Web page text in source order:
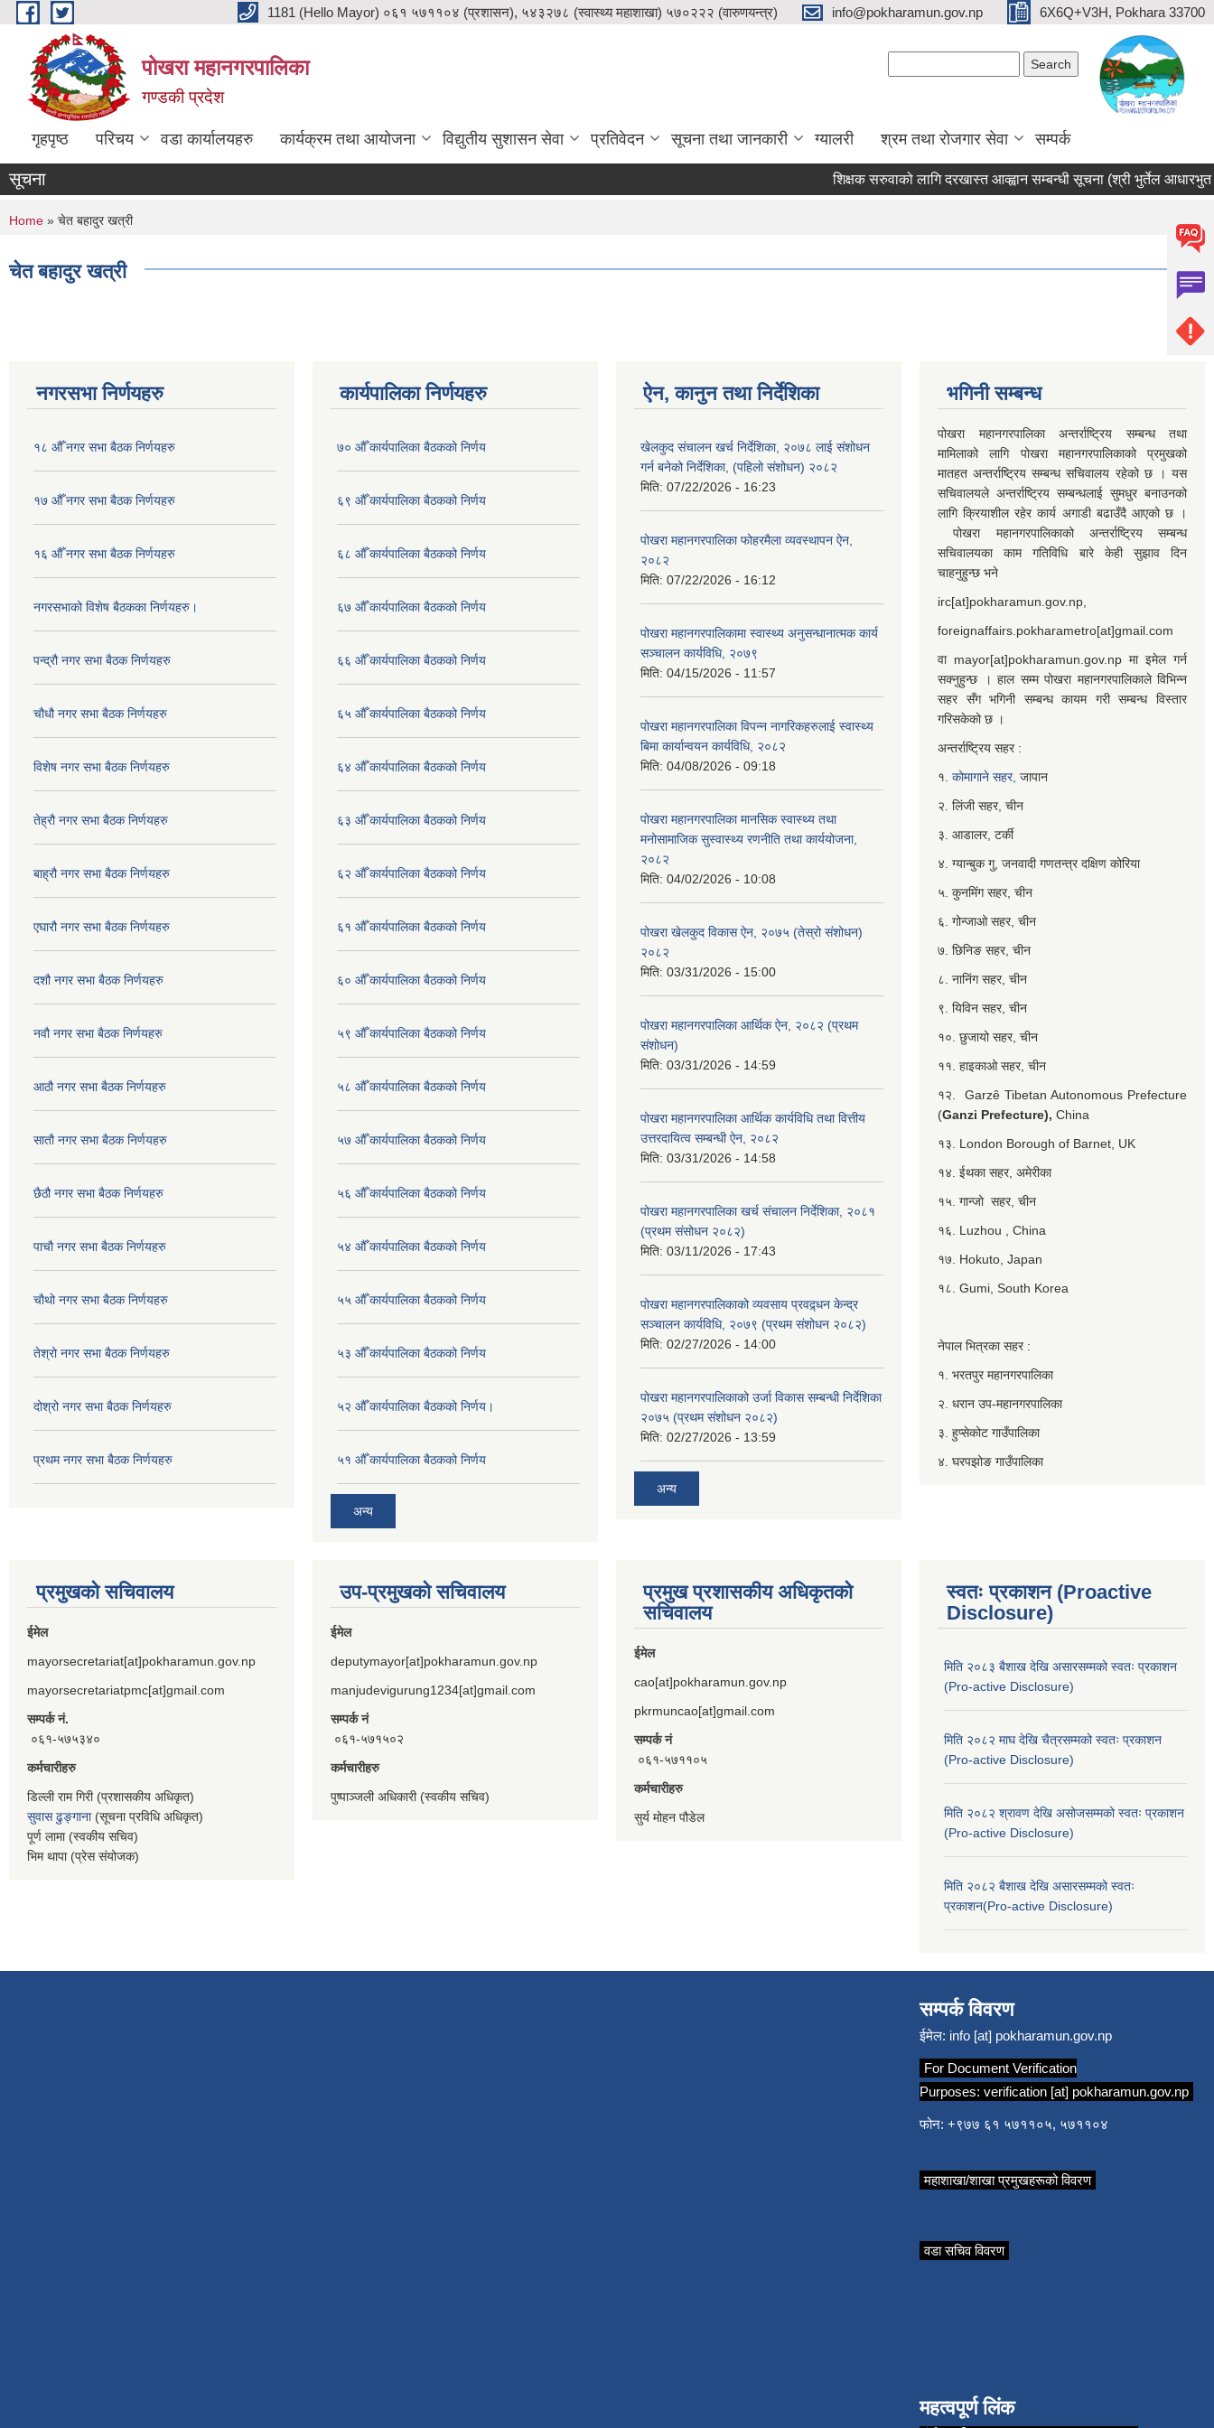
Skip to main content 1181 (Hello Mayor) ०६१ ५७११०४ (प्रशासन), ५४३२७८ (स्वास्थ्य महाशाखा) ५७०२२२ (वारुणयन्त्र) info@pokharamun.gov.np 6X6Q+V3H, Pokhara 33700
पोखरा महानगरपालिका
गण्डकी प्रदेश
गृहपृष्ठ परिचय वडा कार्यालयहरु कार्यक्रम तथा आयोजना विद्युतीय सुशासन सेवा प्रतिवेदन सूचना तथा जानकारी ग्यालरी श्रम तथा रोजगार सेवा सम्पर्क
सूचना शिक्षक सरुवाको लागि दरखास्त आव्ह्वान सम्बन्धी सूचना (श्री भुर्तेल आधारभुत
You are here
Home » चेत बहादुर खत्री
चेत बहादुर खत्री
नगरसभा निर्णयहरु
१८ औँ नगर सभा बैठक निर्णयहरु
१७ औँ नगर सभा बैठक निर्णयहरु
१६ औँ नगर सभा बैठक निर्णयहरु
नगरसभाको विशेष बैठकका निर्णयहरु।
पन्द्रौ नगर सभा बैठक निर्णयहरु
चौधौ नगर सभा बैठक निर्णयहरु
विशेष नगर सभा बैठक निर्णयहरु
तेह्रौ नगर सभा बैठक निर्णयहरु
बाह्रौ नगर सभा बैठक निर्णयहरु
एघारौ नगर सभा बैठक निर्णयहरु
दशौ नगर सभा बैठक निर्णयहरु
नवौ नगर सभा बैठक निर्णयहरु
आठौ नगर सभा बैठक निर्णयहरु
सातौ नगर सभा बैठक निर्णयहरु
छैठौ नगर सभा बैठक निर्णयहरु
पाचौ नगर सभा बैठक निर्णयहरु
चौथो नगर सभा बैठक निर्णयहरु
तेश्रो नगर सभा बैठक निर्णयहरु
दोश्रो नगर सभा बैठक निर्णयहरु
प्रथम नगर सभा बैठक निर्णयहरु
कार्यपालिका निर्णयहरु
७० औँ कार्यपालिका बैठकको निर्णय
६९ औँ कार्यपालिका बैठकको निर्णय
६८ औँ कार्यपालिका बैठकको निर्णय
६७ औँ कार्यपालिका बैठकको निर्णय
६६ औँ कार्यपालिका बैठकको निर्णय
६५ औँ कार्यपालिका बैठकको निर्णय
६४ औँ कार्यपालिका बैठकको निर्णय
६३ औँ कार्यपालिका बैठकको निर्णय
६२ औँ कार्यपालिका बैठकको निर्णय
६१ औँ कार्यपालिका बैठकको निर्णय
६० औँ कार्यपालिका बैठकको निर्णय
५९ औँ कार्यपालिका बैठकको निर्णय
५८ औँ कार्यपालिका बैठकको निर्णय
५७ औँ कार्यपालिका बैठकको निर्णय
५६ औँ कार्यपालिका बैठकको निर्णय
५४ औँ कार्यपालिका बैठकको निर्णय
५५ औँ कार्यपालिका बैठकको निर्णय
५३ औँ कार्यपालिका बैठकको निर्णय
५२ औँ कार्यपालिका बैठकको निर्णय।
५१ औँ कार्यपालिका बैठकको निर्णय
अन्य
ऐन, कानुन तथा निर्देशिका
खेलकुद संचालन खर्च निर्देशिका, २०७८ लाई संशोधन
गर्न बनेको निर्देशिका, (पहिलो संशोधन) २०८२
मिति: 07/22/2026 - 16:23
पोखरा महानगरपालिका फोहरमैला व्यवस्थापन ऐन,
२०८२
मिति: 07/22/2026 - 16:12
पोखरा महानगरपालिकामा स्वास्थ्य अनुसन्धानात्मक कार्य
सञ्चालन कार्यविधि, २०७९
मिति: 04/15/2026 - 11:57
पोखरा महानगरपालिका विपन्न नागरिकहरुलाई स्वास्थ्य
बिमा कार्यान्वयन कार्यविधि, २०८२
मिति: 04/08/2026 - 09:18
पोखरा महानगरपालिका मानसिक स्वास्थ्य तथा
मनोसामाजिक सुस्वास्थ्य रणनीति तथा कार्ययोजना,
२०८२
मिति: 04/02/2026 - 10:08
पोखरा खेलकुद विकास ऐन, २०७५ (तेस्रो संशोधन)
२०८२
मिति: 03/31/2026 - 15:00
पोखरा महानगरपालिका आर्थिक ऐन, २०८२ (प्रथम
संशोधन)
मिति: 03/31/2026 - 14:59
पोखरा महानगरपालिका आर्थिक कार्यविधि तथा वित्तीय
उत्तरदायित्व सम्बन्धी ऐन, २०८२
मिति: 03/31/2026 - 14:58
पोखरा महानगरपालिका खर्च संचालन निर्देशिका, २०८१
(प्रथम संसोधन २०८२)
मिति: 03/11/2026 - 17:43
पोखरा महानगरपालिकाको व्यवसाय प्रवद्र्धन केन्द्र
सञ्चालन कार्यविधि, २०७९ (प्रथम संशोधन २०८२)
मिति: 02/27/2026 - 14:00
पोखरा महानगरपालिकाको उर्जा विकास सम्बन्धी निर्देशिका
२०७५ (प्रथम संशोधन २०८२)
मिति: 02/27/2026 - 13:59
अन्य
भगिनी सम्बन्ध
पोखरा महानगरपालिका अन्तर्राष्ट्रिय सम्बन्ध तथा
मामिलाको लागि पोखरा महानगरपालिकाको प्रमुखको
मातहत अन्तर्राष्ट्रिय सम्बन्ध सचिवालय रहेको छ । यस
सचिवालयले अन्तर्राष्ट्रिय सम्बन्धलाई सुमधुर बनाउनको
लागि क्रियाशील रहेर कार्य अगाडी बढाउँदै आएको छ ।
पोखरा महानगरपालिकाको अन्तर्राष्ट्रिय सम्बन्ध
सचिवालयका काम गतिविधि बारे केही सुझाव दिन
चाहनुहुन्छ भने
irc[at]pokharamun.gov.np,
foreignaffairs.pokharametro[at]gmail.com
वा mayor[at]pokharamun.gov.np मा इमेल गर्न
सक्नुहुन्छ । हाल सम्म पोखरा महानगरपालिकाले विभिन्न
सहर सँग भगिनी सम्बन्ध कायम गरी सम्बन्ध विस्तार
गरिसकेको छ ।
अन्तर्राष्ट्रिय सहर :
१. कोमागाने सहर, जापान
२. लिंजी सहर, चीन
३. आडालर, टर्की
४. ग्यान्बुक गु, जनवादी गणतन्त्र दक्षिण कोरिया
५. कुनमिंग सहर, चीन
६. गोन्जाओ सहर, चीन
७. छिनिङ सहर, चीन
८. नानिंग सहर, चीन
९. यिविन सहर, चीन
१०. छुजायो सहर, चीन
११. हाइकाओ सहर, चीन
१२. Garzê Tibetan Autonomous Prefecture
(Ganzi Prefecture), China
१३. London Borough of Barnet, UK
१४. ईथका सहर, अमेरीका
१५. गान्जो सहर, चीन
१६. Luzhou , China
१७. Hokuto, Japan
१८. Gumi, South Korea
नेपाल भित्रका सहर :
१. भरतपुर महानगरपालिका
२. धरान उप-महानगरपालिका
३. हुप्सेकोट गाउँपालिका
४. घरपझोङ गाउँपालिका
प्रमुखको सचिवालय
ईमेल
mayorsecretariat[at]pokharamun.gov.np
mayorsecretariatpmc[at]gmail.com
सम्पर्क नं.
०६१-५७५३४०
कर्मचारीहरु
डिल्ली राम गिरी (प्रशासकीय अधिकृत)
सुवास ढुङ्गाना(सूचना प्रविधि अधिकृत)
पूर्ण लामा (स्वकीय सचिव)
भिम थापा (प्रेस संयोजक)
उप-प्रमुखको सचिवालय
ईमेल
deputymayor[at]pokharamun.gov.np
manjudevigurung1234[at]gmail.com
सम्पर्क नं
०६१-५७१५०२
कर्मचारीहरु
पुष्पाञ्जली अधिकारी (स्वकीय सचिव)
प्रमुख प्रशासकीय अधिकृतको
सचिवालय
ईमेल
cao[at]pokharamun.gov.np
pkrmuncao[at]gmail.com
सम्पर्क नं
०६१-५७११०५
कर्मचारीहरु
सुर्य मोहन पौडेल
स्वतः प्रकाशन (Proactive
Disclosure)
मिति २०८३ बैशाख देखि असारसम्मको स्वतः प्रकाशन
(Pro-active Disclosure)
मिति २०८२ माघ देखि चैत्रसम्मको स्वतः प्रकाशन
(Pro-active Disclosure)
मिति २०८२ श्रावण देखि असोजसम्मको स्वतः प्रकाशन
(Pro-active Disclosure)
मिति २०८२ बैशाख देखि असारसम्मको स्वतः
प्रकाशन(Pro-active Disclosure)
सम्पर्क विवरण
ईमेल: info [at] pokharamun.gov.np
For Document Verification
Purposes: verification [at] pokharamun.gov.np
फोन: +९७७ ६१ ५७११०५, ५७११०४
महाशाखा/शाखा प्रमुखहरूको विवरण
वडा सचिव विवरण
महत्वपूर्ण लिंक